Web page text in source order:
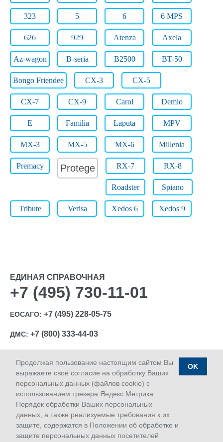
323 5 6 6 MPS
626 929 Atenza Axela
Az-wagon B-seria B2500 BT-50
Bongo Friendee CX-3 CX-5
CX-7 CX-9 Carol Demio
E Familia Laputa MPV
MX-3 MX-5 MX-6 Millenia
Premacy Protege RX-7 RX-8
Roadster Spiano
Tribute Verisa Xedos 6 Xedos 9
Продолжая пользование настоящим сайтом Вы
выражаете своё согласие на обработку Ваших
персональных данных (файлов cookie) с
использованием трекера Яндекс.Метрика.
Порядок обработки Ваших персональных
данных, а также реализуемые требования к их
защите, содержатся в Положении об обработке и
защите персональных данных посетителей
OK
ЕДИНАЯ СПРАВОЧНАЯ
+7 (495) 730-11-01
ЕОСАГО: +7 (495) 228-05-75
ДМС: +7 (800) 333-44-03
Ⓒ 1992-2026 АО «МАКС»
Лицензии Банка России: ОС № 1427-03, ОС № 1427-04,
ОС № 1427-05, СЛ № 1427, СИ № 1427, ПС № 1427 от
18.06.2018 г.; ОС № 1427-02 от 28.11.2019 г.
Дата последнего изменения сайта 09.08.2026 09:50